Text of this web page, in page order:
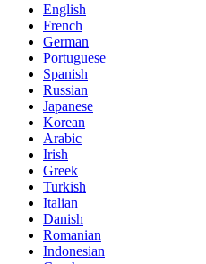
English
French
German
Portuguese
Spanish
Russian
Japanese
Korean
Arabic
Irish
Greek
Turkish
Italian
Danish
Romanian
Indonesian